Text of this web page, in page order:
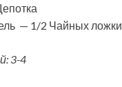
— 1/2 Чайных ложки
3-4